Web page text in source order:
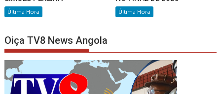
Última Hora Última Hora
Oiça TV8 News Angola